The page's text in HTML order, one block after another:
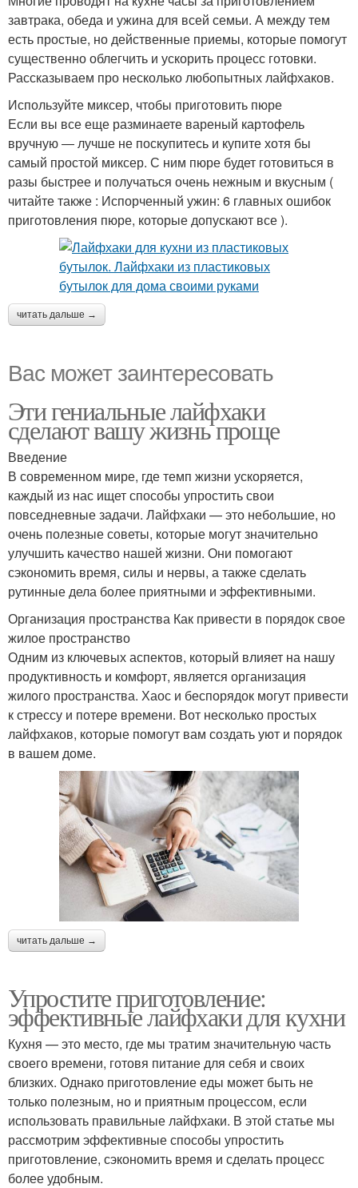
завтрака, обеда и ужина для всей семьи. А между тем
есть простые, но действенные приемы, которые помогут
существенно облегчить и ускорить процесс готовки.
Рассказываем про несколько любопытных лайфхаков.
Используйте миксер, чтобы приготовить пюре
Если вы все еще разминаете вареный картофель
вручную — лучше не поскупитесь и купите хотя бы
самый простой миксер. С ним пюре будет готовиться в
разы быстрее и получаться очень нежным и вкусным (
читайте также : Испорченный ужин: 6 главных ошибок
приготовления пюре, которые допускают все ).
читать дальше →
Вас может заинтересовать
Эти гениальные лайфхаки
сделают вашу жизнь проще
Введение
В современном мире, где темп жизни ускоряется,
каждый из нас ищет способы упростить свои
повседневные задачи. Лайфхаки — это небольшие, но
очень полезные советы, которые могут значительно
улучшить качество нашей жизни. Они помогают
сэкономить время, силы и нервы, а также сделать
рутинные дела более приятными и эффективными.
Организация пространства Как привести в порядок свое
жилое пространство
Одним из ключевых аспектов, который влияет на нашу
продуктивность и комфорт, является организация
жилого пространства. Хаос и беспорядок могут привести
к стрессу и потере времени. Вот несколько простых
лайфхаков, которые помогут вам создать уют и порядок
в вашем доме.
читать дальше →
Упростите приготовление:
эффективные лайфхаки для кухни
Кухня — это место, где мы тратим значительную часть
своего времени, готовя питание для себя и своих
близких. Однако приготовление еды может быть не
только полезным, но и приятным процессом, если
использовать правильные лайфхаки. В этой статье мы
рассмотрим эффективные способы упростить
приготовление, сэкономить время и сделать процесс
более удобным.